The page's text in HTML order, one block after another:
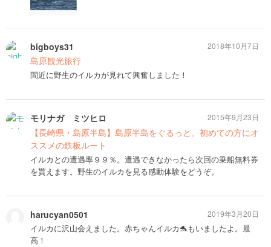
bigboys31
島原観光旅行
間近に野生のイルカが見れて興奮しました！
2018年10月7日
モリナガ ミツヒロ
【長崎県・島原半島】島原半島をぐるっと。初めての方にオ
ススメの鉄板ルート
イルカとの遭遇率９９％。遭遇できなかったら次回の乗船無料券
を貰えます。野生のイルカを見る感動体験をどうぞ。
2015年9月23日
harucyan0501
イルカに沢山会えました。赤ちゃんイルカ🐬もいましたよ。最
高！
2019年3月20日